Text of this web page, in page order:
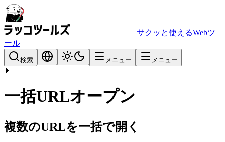
サクッと使えるWebツ
ール
検索 メニュー メニュー
🚪
一括URLオープン
複数のURLを一括で開く